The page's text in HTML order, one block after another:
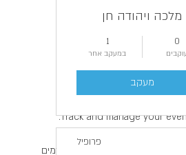
Track and manage your
אירועים קודמים
מלכה ויהודה חן
0
1
במעקב אחר
מעקב
פרופיל